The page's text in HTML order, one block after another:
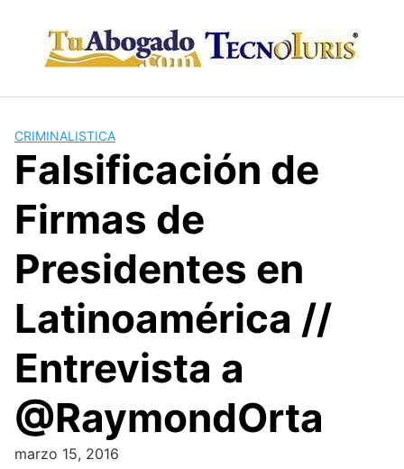
content
CRIMINALISTICA
Falsificación de
Firmas de
Presidentes en
Latinoamérica //
Entrevista a
@RaymondOrta
marzo 15, 2016